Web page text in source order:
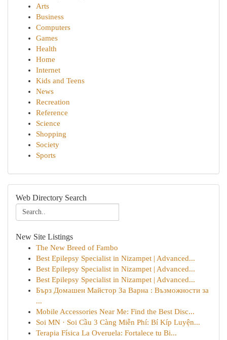
Arts
Business
Computers
Games
Health
Home
Internet
Kids and Teens
News
Recreation
Reference
Science
Shopping
Society
Sports
Web Directory Search
New Site Listings
The New Breed of Fambo
Best Epilepsy Specialist in Nizampet | Advanced...
Best Epilepsy Specialist in Nizampet | Advanced...
Best Epilepsy Specialist in Nizampet | Advanced...
Бърз Домашен Майстор За Варна : Възможности за
...
Mobile Accessories Near Me: Find the Best Disc...
Soi MN · Soi Cầu 3 Càng Miễn Phí: Bí Kíp Luyện...
Terapia Física La Overuela: Fortalece tu Bi...